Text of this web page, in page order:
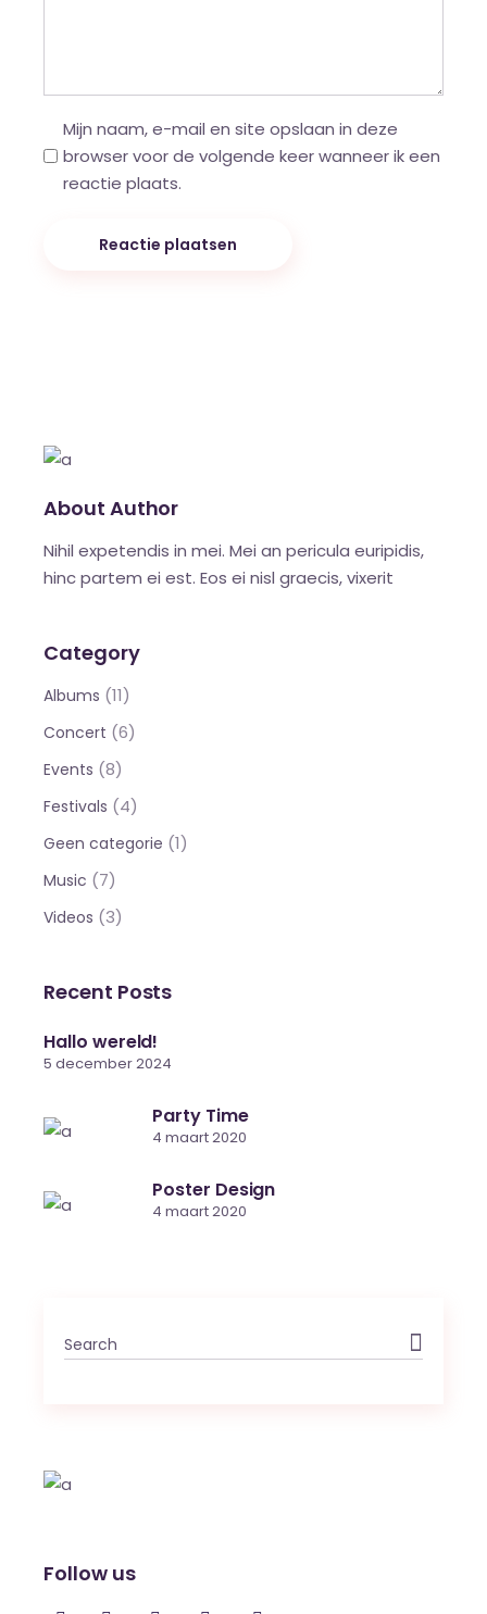
Mijn naam, e-mail en site opslaan in deze
browser voor de volgende keer wanneer ik een
reactie plaats.
Reactie plaatsen
About Author
Nihil expetendis in mei. Mei an pericula euripidis,
hinc partem ei est. Eos ei nisl graecis, vixerit
Category
Albums (11)
Concert (6)
Events (8)
Festivals (4)
Geen categorie (1)
Music (7)
Videos (3)
Recent Posts
Hallo wereld!
5 december 2024
Party Time
4 maart 2020
Poster Design
4 maart 2020
Follow us